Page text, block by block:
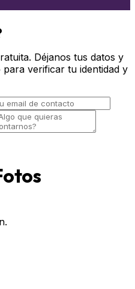
Déjanos tus datos y
verificar tu identidad y